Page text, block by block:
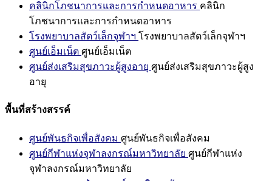
คลินิกโภชนาการและการกำหนดอาหาร คลินิก
โภชนาการและการกำหนดอาหาร
โรงพยาบาลสัตว์เล็กจุฬาฯ โรงพยาบาลสัตว์เล็กจุฬาฯ
ศูนย์เอ็มเน็ต ศูนย์เอ็มเน็ต
ศูนย์ส่งเสริมสุขภาวะผู้สูงอายุ ศูนย์ส่งเสริมสุขภาวะผู้สูง
อายุ
พื้นที่สร้างสรรค์
ศูนย์พันธกิจเพื่อสังคม ศูนย์พันธกิจเพื่อสังคม
ศูนย์กีฬาแห่งจุฬาลงกรณ์มหาวิทยาลัย ศูนย์กีฬาแห่ง
จุฬาลงกรณ์มหาวิทยาลัย